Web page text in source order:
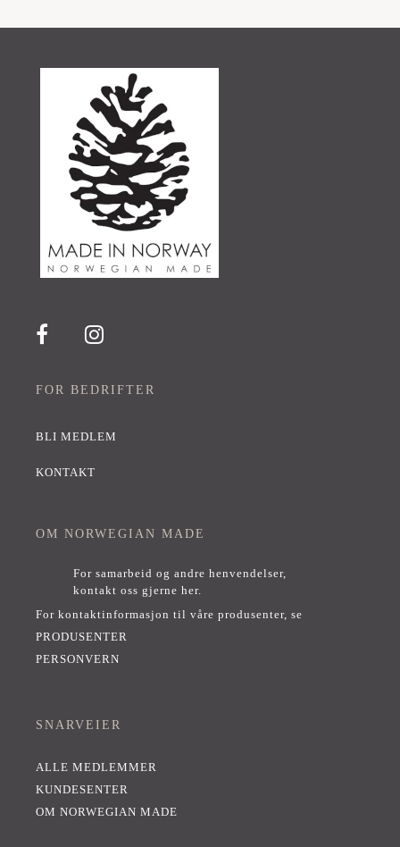
FOR BEDRIFTER
BLI MEDLEM
KONTAKT
OM NORWEGIAN MADE
For samarbeid og andre henvendelser,
kontakt oss gjerne her.
For kontaktinformasjon til våre produsenter, se
PRODUSENTER
PERSONVERN
SNARVEIER
ALLE MEDLEMMER
KUNDESENTER
OM NORWEGIAN MADE